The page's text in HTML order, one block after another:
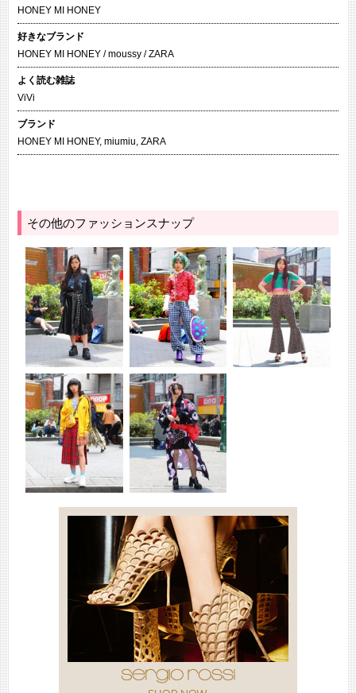
HONEY MI HONEY
好きなブランド
HONEY MI HONEY / moussy / ZARA
よく読む雑誌
ViVi
ブランド
HONEY MI HONEY, miumiu, ZARA
その他のファッションスナップ